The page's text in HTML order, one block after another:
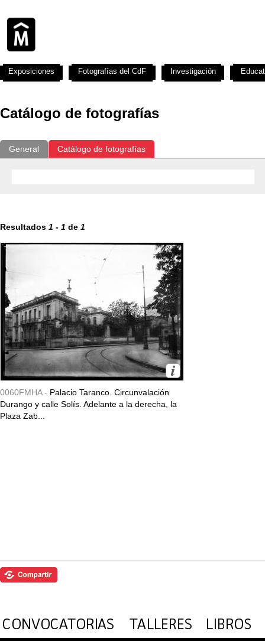
Catálogo de fotografías
General Catálogo de fotografías
Resultados 1 - 1 de 1
0060FMHA - Palacio Taranco. Circunvalación
Durango y calle Solís. Adelante a la derecha, la
Plaza Zab...
Exposiciones Fotografías del CdF Investigación